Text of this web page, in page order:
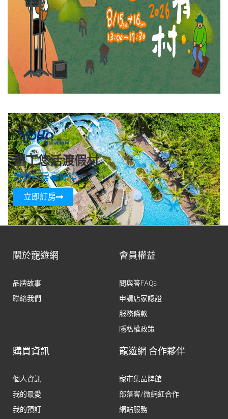
墾丁悠活渡假村
寵遊訂房享好禮～
立即訂房
關於寵遊網
品牌故事
聯絡我們
會員權益
問與答FAQs
申請店家認證
服務條款
隱私權政策
購買資訊
個人資訊
我的最愛
我的預訂
寵遊網 合作夥伴
寵市集品牌館
部落客/微網紅合作
網站服務